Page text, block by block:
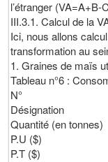
l’étranger (VA=A+B-
III.3.1. Calcul de la
Ici, nous allons
transformation au
1. Graines de maïs
Tableau n°6 :
N°
Désignation
Quantité (en tonnes)
P.U ($)
P.T ($)